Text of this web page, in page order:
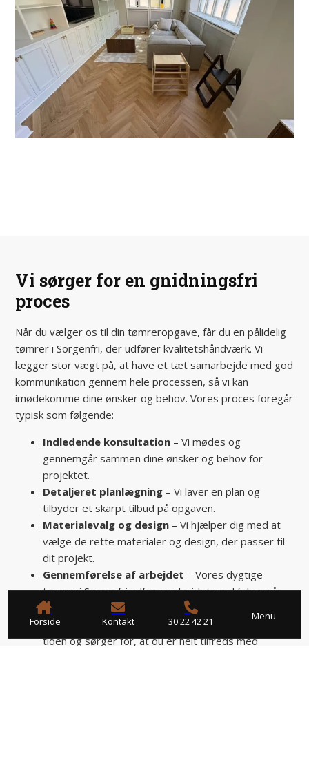
Forside Kontakt 30 22 42 21 Menu
Vi sørger for en gnidningsfri
proces
Når du vælger os til din tømreropgave, får du en pålidelig
tømrer i Sorgenfri, der udfører kvalitetshåndværk. Vi
lægger stor vægt på, at have et tæt samarbejde med god
kommunikation gennem hele processen, så vi kan
imødekomme dine ønsker og behov. Vores proces foregår
typisk som følgende:
Indledende konsultation – Vi mødes og
gennemgår sammen dine ønsker og behov for
projektet.
Detaljeret planlægning – Vi laver en plan og
tilbyder et skarpt tilbud på opgaven.
Materialevalg og design – Vi hjælper dig med at
vælge de rette materialer og design, der passer til
dit projekt.
Gennemførelse af arbejdet – Vores dygtige
tømrer i Sorgenfri udfører arbejdet med fokus på
kvalitet og flot finish.
Afslutning og opfølgning– Vi afslutter arbejdet til
tiden og sørger for, at du er helt tilfreds med